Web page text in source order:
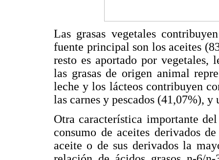
Las grasas vegetales
fuente principal son los aceites
resto es aportado por vegetales,
las grasas de origen animal
leche y los lácteos contribuyen
las carnes y pescados (41,07%),
Otra característica importante
consumo de aceites derivados
aceite o de sus derivados la